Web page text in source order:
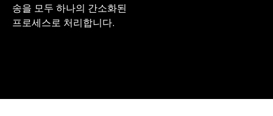
송을 모두 하나의 간소화된
프로세스로 처리합니다.